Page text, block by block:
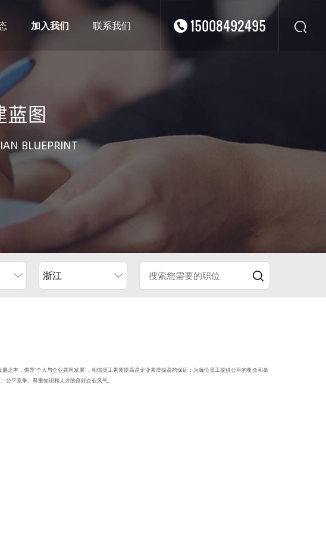
西南
西北
东南
加入我们 联系我们 15008492495
蓝图
BLUEPRINT
浙江
之本，倡导“个人与企业共同发展”，相信员工素质提高是企业素质提高的保证；为每位员工提供公平的机会和条
平竞争、尊重知识和人才的良好企业风气。